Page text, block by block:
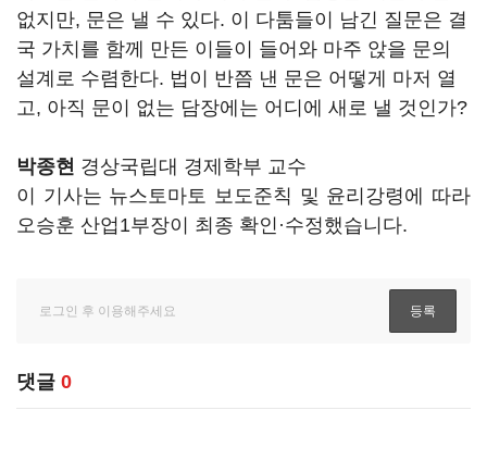
없지만, 문은 낼 수 있다. 이 다툼들이 남긴 질문은 결
국 가치를 함께 만든 이들이 들어와 마주 앉을 문의
설계로 수렴한다. 법이 반쯤 낸 문은 어떻게 마저 열
고, 아직 문이 없는 담장에는 어디에 새로 낼 것인가?
박종현 경상국립대 경제학부 교수
이 기사는 뉴스토마토 보도준칙 및 윤리강령에 따라
오승훈 산업1부장이 최종 확인·수정했습니다.
댓글 0